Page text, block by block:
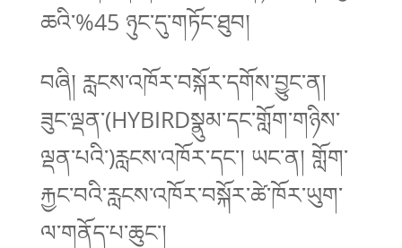
ཆའི་%45 ཉུང་དུ་གཏོང་ཐུབ།
བཞི། རླངས་འཁོར་བསྐོར་དགོས་བྱུང་ན།
ཟུང་ལྡན་(HYBIRDསྣུམ་དང་གློག་གཉིས་
ལྡན་པའི་)རླངས་འཁོར་དང་། ཡང་ན། གློག་
རྐྱང་བའི་རླངས་འཁོར་བསྐོར་ཚེ་ཁོར་ཡུག་
ལ་གནོད་པ་ཆུང་།